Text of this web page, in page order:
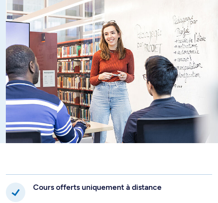
Cours offerts uniquement à distance